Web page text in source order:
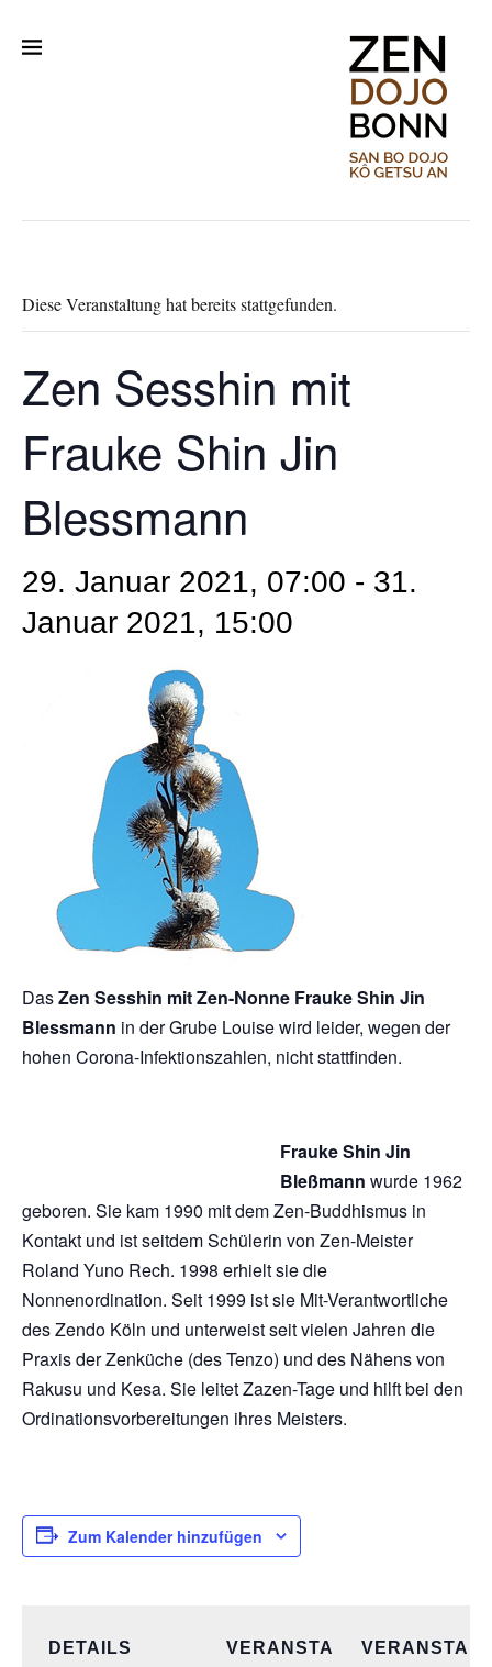
Diese Veranstaltung hat bereits stattgefunden.
Zen Sesshin mit
Frauke Shin Jin
Blessmann
29. Januar 2021, 07:00 - 31.
Januar 2021, 15:00
DasZen Sesshin mit Zen-Nonne Frauke Shin Jin
Blessmann in der Grube Louise wird leider, wegen der
hohen Corona-Infektionszahlen, nicht stattfinden.
Frauke Shin Jin
Bleßmann wurde 1962
geboren. Sie kam 1990 mit dem Zen-Buddhismus in
Kontakt und ist seitdem Schülerin von Zen-Meister
Roland Yuno Rech. 1998 erhielt sie die
Nonnenordination. Seit 1999 ist sie Mit-Verantwortliche
des Zendo Köln und unterweist seit vielen Jahren die
Praxis der Zenküche (des Tenzo) und des Nähens von
Rakusu und Kesa. Sie leitet Zazen-Tage und hilft bei den
Ordinationsvorbereitungen ihres Meisters.
Zum Kalender hinzufügen
DETAILS VERANSTALTER